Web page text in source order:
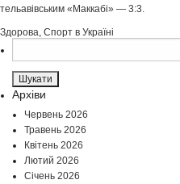
тельавівським «Маккабі» — 3:3.
Здорова, Спорт в Україні
Архіви
Червень 2026
Травень 2026
Квітень 2026
Лютий 2026
Січень 2026